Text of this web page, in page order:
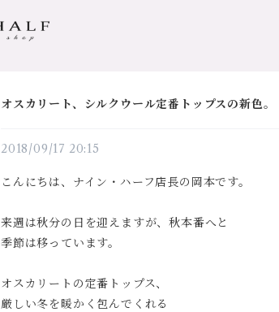
オスカリート、シルクウール定番トップスの新色。
2018/09/17 20:15
こんにちは、ナイン・ハーフ店長の岡本です。
来週は秋分の日を迎えますが、秋本番へと
季節は移っています。
オスカリートの定番トップス、
厳しい冬を暖かく包んでくれる